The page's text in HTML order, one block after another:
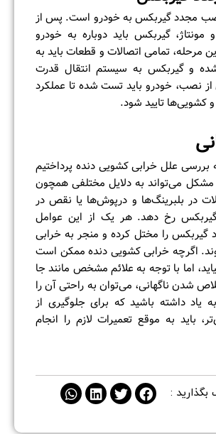
مجدد گیربکس به خودرو است. پس از
مونتاژ، گیربکس باید دوباره به خودرو
مرحله، تمامی اتصالات و قطعات باید به
و گیربکس به سیستم انتقال قدرت
نصب، خودرو باید تست شده تا عملکرد
تایید شود.
بررسی علل خرابی کشویی دنده پرداختیم
مشکل می‌تواند به دلایل مختلفی همچون
در بلبرینگ‌ها و درپوش‌ها یا نقص در
رخ دهد. هر یک از این عوامل
گیربکس را مختل کرده و منجر به خرابی
اگرچه خرابی کشویی دنده ممکن است
اما با توجه به علائم مشخص مانند جا
شدن ناگهانی، می‌توان به راحتی آن را
یاد داشته باشید که برای جلوگیری از
باید به موقع تعمیرات لازم را انجام
بگذارید :